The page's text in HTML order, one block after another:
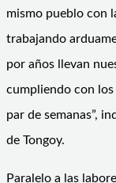
mismo pueblo con
trabajando
por años llevan
cumpliendo con
par de semanas”,
de Tongoy.
Paralelo a las